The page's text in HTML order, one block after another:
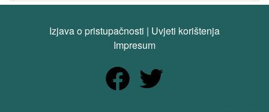
Izjava o pristupačnosti | Uvjeti korištenja
Impresum